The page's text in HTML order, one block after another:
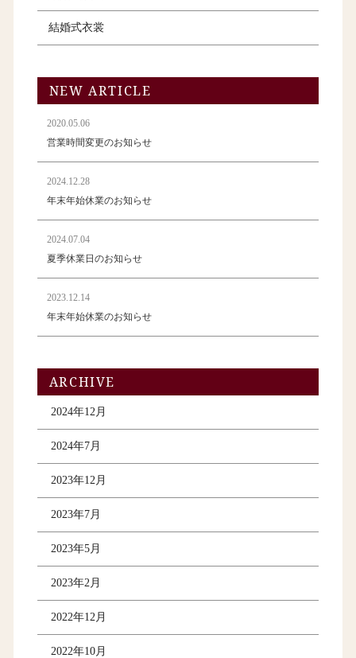
結婚式衣裳
NEW ARTICLE
2020.05.06
営業時間変更のお知らせ
2024.12.28
年末年始休業のお知らせ
2024.07.04
夏季休業日のお知らせ
2023.12.14
年末年始休業のお知らせ
ARCHIVE
2024年12月
2024年7月
2023年12月
2023年7月
2023年5月
2023年2月
2022年12月
2022年10月